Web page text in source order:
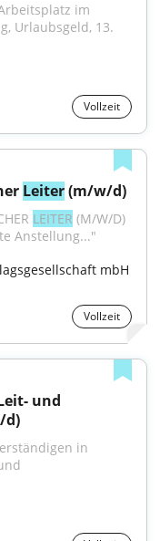
im
Urlaubsgeld, 13.
Vollzeit
Leiter (m/w/d)
LEITER
Anstellung..."
mbH
Vollzeit
und
d)
in